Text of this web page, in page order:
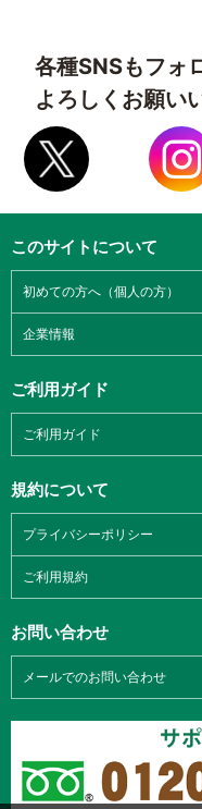
各種SNSもフォ
よろしくお願い
このサイトについて
初めての方へ（個人の方）
企業情報
ご利用ガイド
ご利用ガイド
規約について
プライバシーポリシー
ご利用規約
お問い合わせ
メールでのお問い合わせ